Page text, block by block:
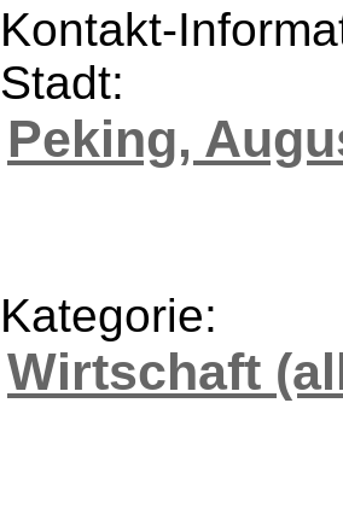
Kontakt-
Stadt:
Peking,
Kategorie:
Wirtschaft